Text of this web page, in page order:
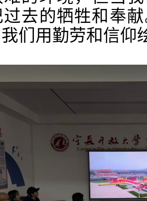
去的牺牲和奉
们用勤劳和信仰